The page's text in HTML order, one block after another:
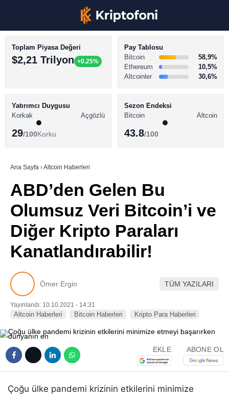
Youtube
TikTok
BİTCOİN HABERLERİ
ALTCOİN HABERLERİ
SÖZLÜK
Toplam Piyasa Değeri
$2,21 Trilyon +0.25%
Pay Tablosu
Bitcoin
58,9%
Ethereum
10,5%
Altcoinler
30,6%
Yatırımcı Duygusu
Korkak
Açgözlü
29/100Korku
Sezon Endeksi
Bitcoin
Altcoin
43.8/100
Ana Sayfa ›Altcoin Haberleri
ABD’den Gelen Bu
Olumsuz Veri Bitcoin’i ve
Diğer Kripto Paraları
Kanatlandırabilir!
Ömer Ergin TÜM YAZILARI
Yayınlandı: 10.10.2021 - 14:31
Altcoin Haberleri Bitcoin Haberleri Kripto Para Haberleri
EKLE ABONE OL
Çoğu ülke pandemi krizinin etkilerini minimize